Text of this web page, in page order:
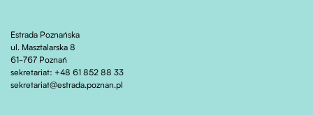
Estrada Poznańska
ul. Masztalarska 8
61-767 Poznań
sekretariat: +48 61 852 88 33
sekretariat@estrada.poznan.pl